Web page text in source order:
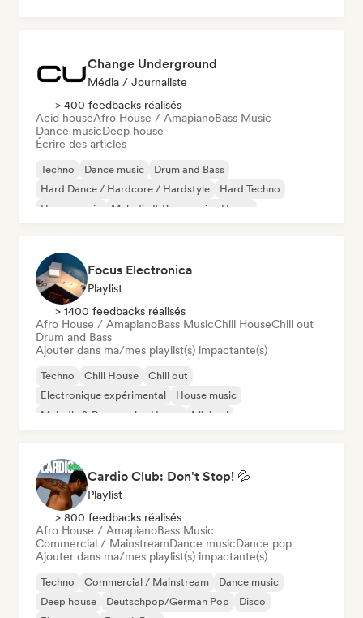
Change Underground
Média / Journaliste
> 400 feedbacks réalisés
Acid houseAfro House / AmapianoBass Music
Dance musicDeep house
Écrire des articles
Techno Dance music
Drum and Bass
Hard Dance / Hardcore / Hardstyle
Hard Techno
House music
Melodic & Progressive House
Focus Electronica
Playlist
> 1400 feedbacks réalisés
Afro House / AmapianoBass MusicChill HouseChill out
Drum and Bass
Ajouter dans ma/mes playlist(s) impactante(s)
Techno Chill House
Chill out
Electronique expérimental
House music
Melodic & Progressive House
Minimal
Cardio Club: Don't Stop! 💦
Playlist
> 800 feedbacks réalisés
Afro House / AmapianoBass Music
Commercial / MainstreamDance musicDance pop
Ajouter dans ma/mes playlist(s) impactante(s)
Techno Commercial / Mainstream
Dance music
Deep house
Deutschpop/German Pop
Disco